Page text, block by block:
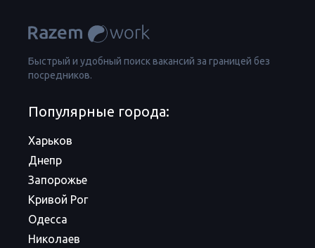
Быстрый и удобный поиск вакансий за границей без
посредников.
Популярные города:
Харьков
Днепр
Запорожье
Кривой Рог
Одесса
Николаев